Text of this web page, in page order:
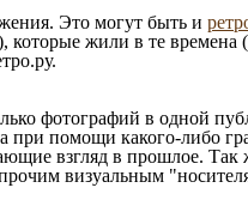
Это могут быть и
жили в те времена
фотографий в одной
помощи какого-либо
взгляд в прошлое. Так
визуальным